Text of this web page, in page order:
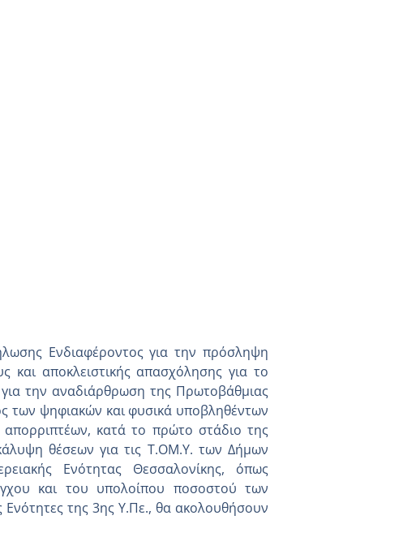
Ενδιαφέροντος για την πρόσληψη
και αποκλειστικής απασχόλησης για το
την αναδιάρθρωση της Πρωτοβάθμιας
των ψηφιακών και φυσικά υποβληθέντων
απορριπτέων, κατά το πρώτο στάδιο της
θέσεων για τις Τ.ΟΜ.Υ. των Δήμων
Ενότητας Θεσσαλονίκης, όπως
και του υπολοίπου ποσοστού των
Ενότητες της 3ης Υ.Πε., θα ακολουθήσουν